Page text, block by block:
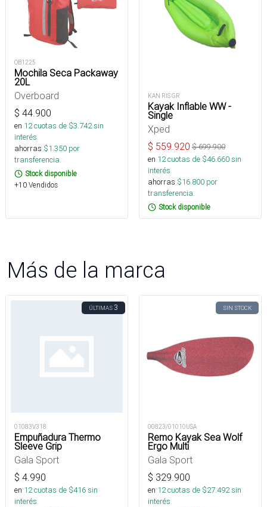
OB1225
Mochila Seca Packaway
20L
Overboard
$ 44.900
en 12cuotas de $3.742sin
interés
ahorras $1.350 por
transferencia.
Stock disponible
+10 Vendidos
KAN RIS GR
Kayak Inflable WW -
Single
Xped
$ 559.920 $699.900
en 12cuotas de $46.660sin
interés
ahorras $16.800 por
transferencia.
Stock disponible
Más de la marca
ÚLTIMAS3
01083V318
Empuñadura Thermo
Sleeve Grip
Gala Sport
$ 4.990
en 12cuotas de $416sin
interés
SIN STOCK
00823/01010USA
Remo Kayak Sea Wolf
Ergo Multi
Gala Sport
$ 329.900
en 12cuotas de $27.492sin
interés